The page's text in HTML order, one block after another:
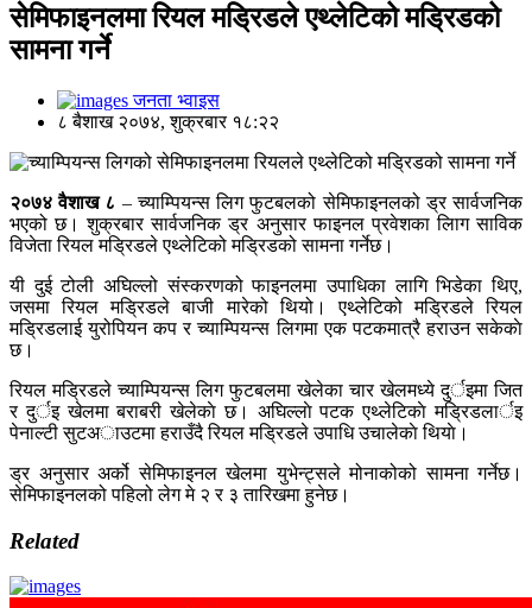
सेमिफाइनलमा रियल मड्रिडले एथ्लेटिको मड्रिडको
सामना गर्ने
जनता भ्वाइस
८ बैशाख २०७४, शुक्रबार १८:२२
२०७४ वैशाख ८ – च्याम्पियन्स लिग फुटबलको सेमिफाइनलको ड्र सार्वजनिक
भएको छ। शुक्रबार सार्वजनिक ड्र अनुसार फाइनल प्रवेशका लािग साविक
विजेता रियल मड्रिडले एथ्लेटिको मड्रिडको सामना गर्नेछ।
यी दुई टोली अघिल्लो संस्करणको फाइनलमा उपाधिका लागि भिडेका थिए,
जसमा रियल मड्रिडले बाजी मारेको थियो। एथ्लेटिको मड्रिडले रियल
मड्रिडलाई युरोपियन कप र च्याम्पियन्स लिगमा एक पटकमात्रै हराउन सकेकाे
छ।
रियल मड्रिडले च्याम्पियन्स लिग फुटबलमा खेलेका चार खेलमध्ये दुर्इमा जित
र दुर्इ खेलमा बराबरी खेलेकाे छ। अघिल्लाे पटक एथ्लेटिकाे मड्रिडलार्इ
पेनाल्टी सुटअाउटमा हराउँदै रियल मड्रिडले उपाधि उचालेकाे थियाे।
ड्र अनुसार अर्को सेमिफाइनल खेलमा युभेन्ट्सले मोनाकोको सामना गर्नेछ।
सेमिफाइनलको पहिलो लेग मे २ र ३ तारिखमा हुनेछ।
Related